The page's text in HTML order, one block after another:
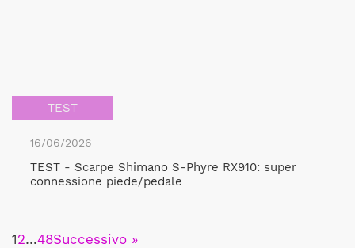
TEST
16/06/2026
TEST - Scarpe Shimano S-Phyre RX910: super
connessione piede/pedale
12…48Successivo »